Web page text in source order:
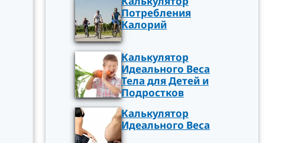
Потребления
Калорий
Калькулятор
Идеального Веса
Тела для Детей и
Подростков
Калькулятор
Идеального Веса